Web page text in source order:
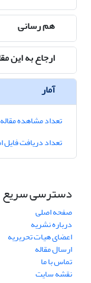
هم رسانی
ارجاع به این
آمار
تعداد مشاهده مقاله
تعداد دریافت فایل
دسترسی سریع
صفحه اصلی
درباره نشریه
اعضای هیات تحریریه
ارسال مقاله
تماس با ما
نقشه سایت